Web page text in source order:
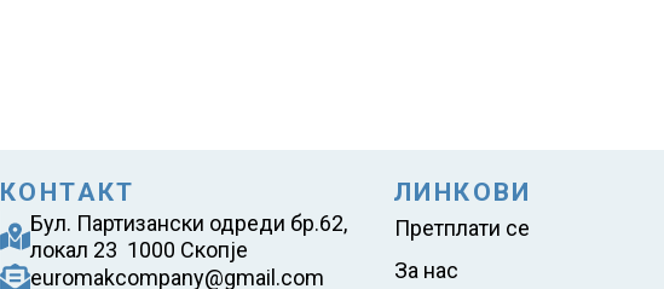
КОНТАКТ
Бул. Партизански одреди бр.62,
локал 23 1000 Скопје
euromakcompany@gmail.com
ЛИНКОВИ
Претплати се
За нас